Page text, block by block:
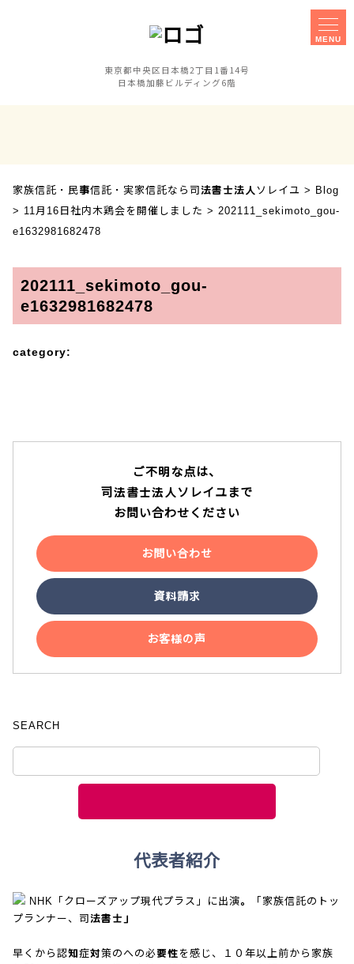
東京都中央区日本橋2丁目1番14号
日本橋加藤ビルディング6階家族信託
事業承継対策
セミナー
相談会
お客様の声 採用案内
説明動画
YouTube
MENU
家族信託・民事信託・実家信託なら司法書士法人ソレイユ > Blog
> 11月16日社内木鶏会を開催しました > 202111_sekimoto_gou-
e1632981682478
202111_sekimoto_gou-
e1632981682478
category:
ご不明な点は、
司法書士法人ソレイユまで
お問い合わせください
お問い合わせ
資料請求
お客様の声
SEARCH
代表者紹介
NHK「クローズアップ現代プラス」に出演。「家族信託のトッ
プランナー、司法書士」
早くから認知症対策のへの必要性を感じ、１０年以上前から家族